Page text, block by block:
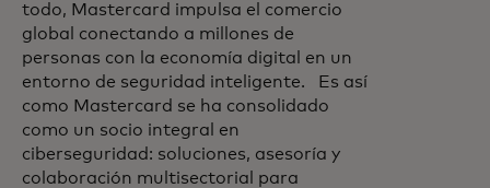
todo, Mastercard impulsa el comercio
global conectando a millones de
personas con la economía digital en un
entorno de seguridad inteligente. Es así
como Mastercard se ha consolidado
como un socio integral en
ciberseguridad: soluciones, asesoría y
colaboración multisectorial para